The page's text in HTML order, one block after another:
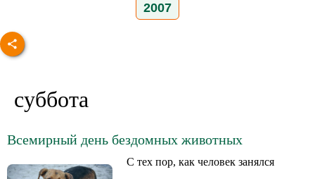
2007
суббота
Всемирный день бездомных животных
С тех пор, как человек занялся